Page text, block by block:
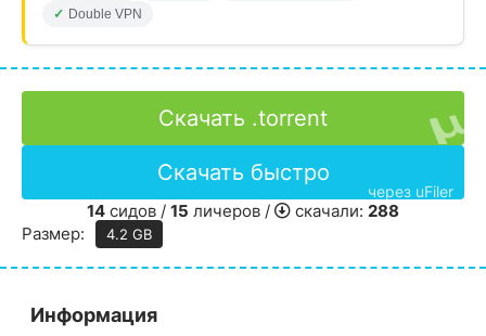
Double VPN
Скачать .torrent
Скачать быстро
через uFiler
14 сидов / 15 личеров / скачали: 288
Размер:
4.2 GB
Информация